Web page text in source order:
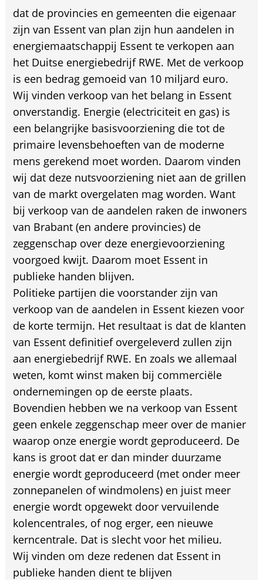
dat de provincies en gemeenten die eigenaar
zijn van Essent van plan zijn hun aandelen in
energiemaatschappij Essent te verkopen aan
het Duitse energiebedrijf RWE. Met de verkoop
is een bedrag gemoeid van 10 miljard euro.
Wij vinden verkoop van het belang in Essent
onverstandig. Energie (electriciteit en gas) is
een belangrijke basisvoorziening die tot de
primaire levensbehoeften van de moderne
mens gerekend moet worden. Daarom vinden
wij dat deze nutsvoorziening niet aan de grillen
van de markt overgelaten mag worden. Want
bij verkoop van de aandelen raken de inwoners
van Brabant (en andere provincies) de
zeggenschap over deze energievoorziening
voorgoed kwijt. Daarom moet Essent in
publieke handen blijven.
Politieke partijen die voorstander zijn van
verkoop van de aandelen in Essent kiezen voor
de korte termijn. Het resultaat is dat de klanten
van Essent definitief overgeleverd zullen zijn
aan energiebedrijf RWE. En zoals we allemaal
weten, komt winst maken bij commerciële
ondernemingen op de eerste plaats.
Bovendien hebben we na verkoop van Essent
geen enkele zeggenschap meer over de manier
waarop onze energie wordt geproduceerd. De
kans is groot dat er dan minder duurzame
energie wordt geproduceerd (met onder meer
zonnepanelen of windmolens) en juist meer
energie wordt opgewekt door vervuilende
kolencentrales, of nog erger, een nieuwe
kerncentrale. Dat is slecht voor het milieu.
Wij vinden om deze redenen dat Essent in
publieke handen dient te blijven